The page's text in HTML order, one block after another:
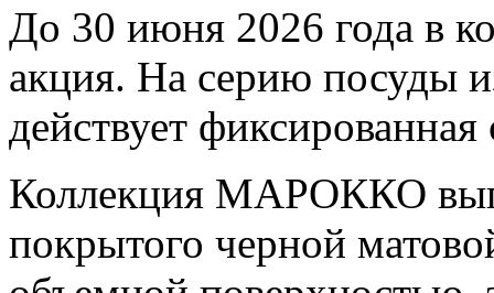
До 30 июня 2026 года в
акция. На серию посуды
действует
Коллекция МАРОККО
покрытого черной